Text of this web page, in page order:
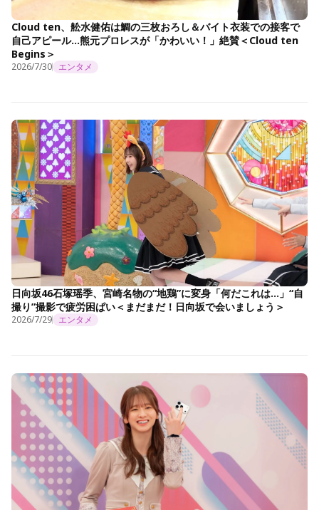
Cloud ten、舩水健佑は鯛の三枚おろし＆バイト衣装での接客で
自己アピール…熊元プロレスが「かわいい！」絶賛＜Cloud ten
Begins＞
2026/7/30 エンタメ
日向坂46石塚瑶季、宮崎名物の“地鶏”に変身「何だこれは…」“自
撮り”撮影で疲労困ぱい＜まだまだ！日向坂で会いましょう＞
2026/7/29 エンタメ